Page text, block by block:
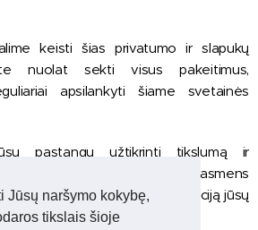
Jūsų naršymo kokybę,
tikslais šioje
keisti šias privatumo ir slapukų
nuolat sekti visus pakeitimus,
apsilankyti šiame svetainės
pastangų užtikrinti tikslumą ir
nors iš mūsų įrašytų jūsų asmens
mes pataisysime šią informaciją jūsų